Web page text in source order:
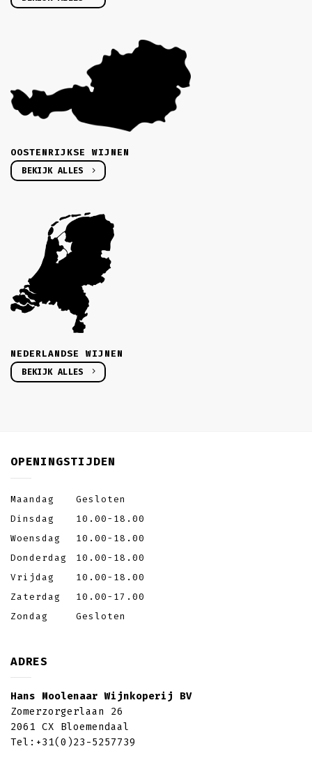
OOSTENRIJKSE WIJNEN
BEKIJK ALLES
NEDERLANDSE WIJNEN
BEKIJK ALLES
OPENINGSTIJDEN
Maandag
Gesloten
Dinsdag
10.00-18.00
Woensdag
10.00-18.00
Donderdag
10.00-18.00
Vrijdag
10.00-18.00
Zaterdag
10.00-17.00
Zondag
Gesloten
ADRES
Hans Moolenaar Wijnkoperij BV
Zomerzorgerlaan 26
2061 CX Bloemendaal
Tel: +31(0)23-5257739